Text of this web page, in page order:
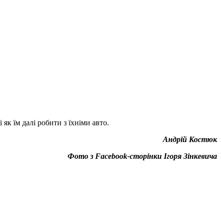
їм далі робити з їхніми авто.
Андрій Костюк
Фото з Facebook-сторінки Ігоря Зінкевича